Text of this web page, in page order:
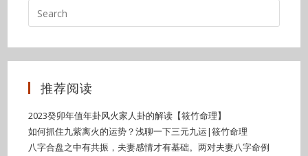
推荐阅读
2023癸卯年值年卦风火家人卦的解读【筱竹命理】
如何抓住九紫离火的运势？浅聊一下三元九运|筱竹命理
八字合盘之中有共振，夫妻感情才有基础。两对夫妻八字命例